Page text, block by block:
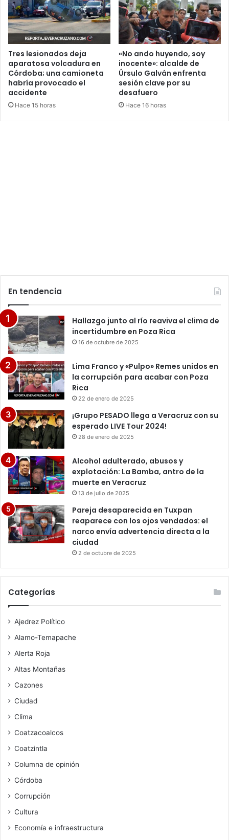
Tres lesionados deja
aparatosa volcadura en
Córdoba; una camioneta
habría provocado el
accidente
Hace 15 horas
«No ando huyendo, soy
inocente»: alcalde de
Úrsulo Galván enfrenta
sesión clave por su
desafuero
Hace 16 horas
En tendencia
Hallazgo junto al río reaviva el clima de
incertidumbre en Poza Rica
16 de octubre de 2025
Lima Franco y «Pulpo» Remes unidos en
la corrupción para acabar con Poza
Rica
22 de enero de 2025
¡Grupo PESADO llega a Veracruz con su
esperado LIVE Tour 2024!
28 de enero de 2025
Alcohol adulterado, abusos y
explotación: La Bamba, antro de la
muerte en Veracruz
13 de julio de 2025
Pareja desaparecida en Tuxpan
reaparece con los ojos vendados: el
narco envía advertencia directa a la
ciudad
2 de octubre de 2025
Categorías
Ajedrez Político
Alamo-Temapache
Alerta Roja
Altas Montañas
Cazones
Ciudad
Clima
Coatzacoalcos
Coatzintla
Columna de opinión
Córdoba
Corrupción
Cultura
Economía e infraestructura